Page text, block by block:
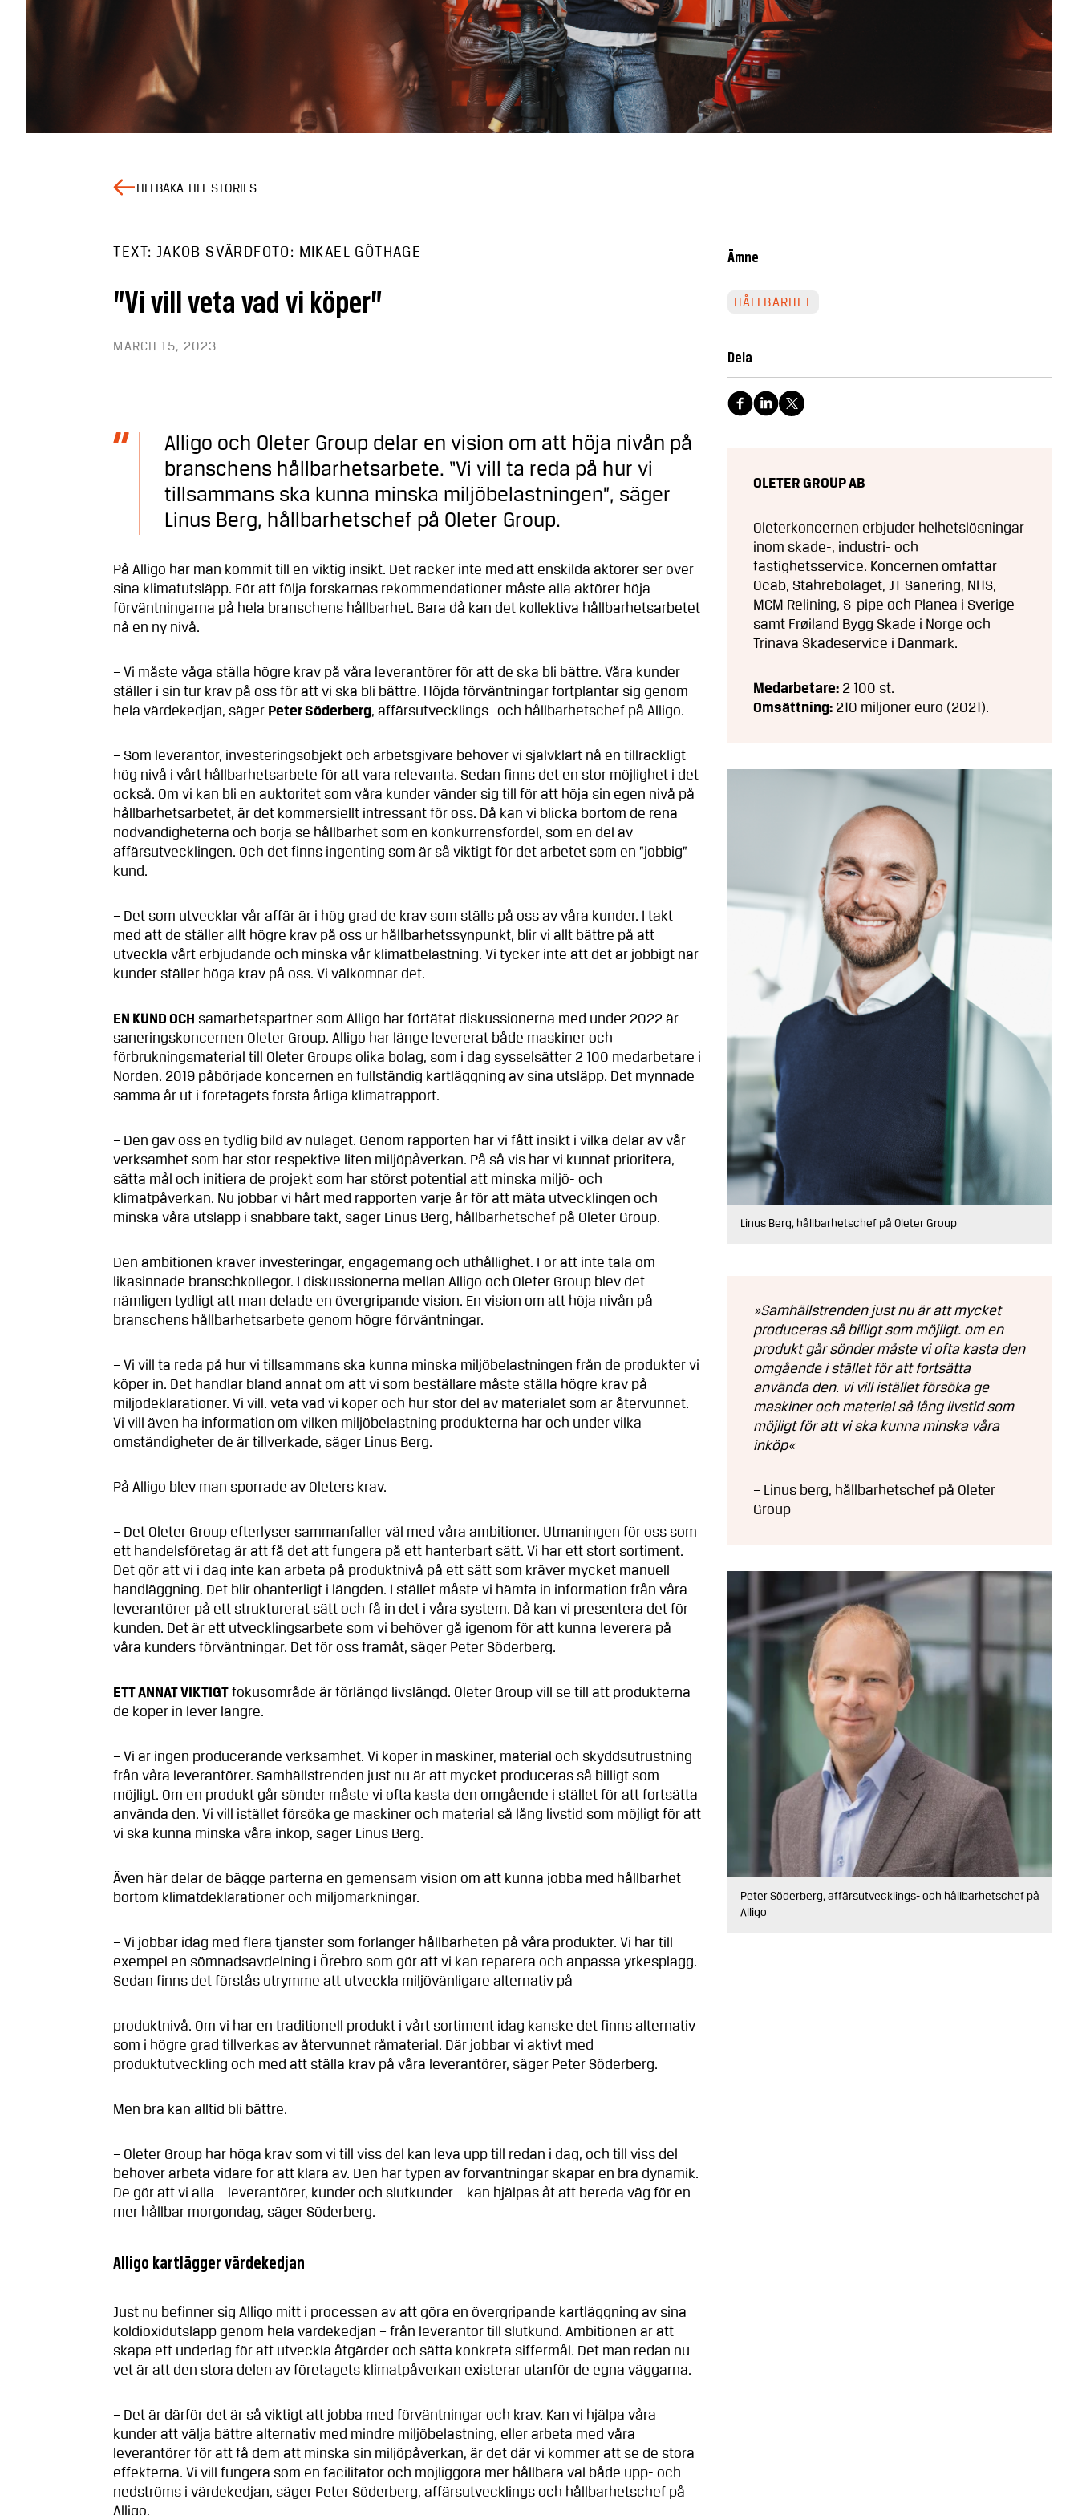
TILLBAKA TILL STORIES
TEXT: JAKOB SVÄRD FOTO: MIKAEL GÖTHAGE
”Vi vill veta vad vi köper”
MARCH 15, 2023
Alligo och Oleter Group delar en vision om att höja nivån på
branschens hållbarhetsarbete. “Vi vill ta reda på hur vi
tillsammans ska kunna minska miljöbelastningen”, säger
Linus Berg, hållbarhetschef på Oleter Group.
På Alligo har man kommit till en viktig insikt. Det räcker inte med att enskilda aktörer ser över
sina klimatutsläpp. För att följa forskarnas rekommendationer måste alla aktörer höja
förväntningarna på hela branschens hållbarhet. Bara då kan det kollektiva hållbarhetsarbetet
nå en ny nivå.
– Vi måste våga ställa högre krav på våra leverantörer för att de ska bli bättre. Våra kunder
ställer i sin tur krav på oss för att vi ska bli bättre. Höjda förväntningar fortplantar sig genom
hela värdekedjan, säger Peter Söderberg, affärsutvecklings- och hållbarhetschef på Alligo.
– Som leverantör, investeringsobjekt och arbetsgivare behöver vi självklart nå en tillräckligt
hög nivå i vårt hållbarhetsarbete för att vara relevanta. Sedan finns det en stor möjlighet i det
också. Om vi kan bli en auktoritet som våra kunder vänder sig till för att höja sin egen nivå på
hållbarhetsarbetet, är det kommersiellt intressant för oss. Då kan vi blicka bortom de rena
nödvändigheterna och börja se hållbarhet som en konkurrensfördel, som en del av
affärsutvecklingen. Och det finns ingenting som är så viktigt för det arbetet som en ”jobbig”
kund.
– Det som utvecklar vår affär är i hög grad de krav som ställs på oss av våra kunder. I takt
med att de ställer allt högre krav på oss ur hållbarhetssynpunkt, blir vi allt bättre på att
utveckla vårt erbjudande och minska vår klimatbelastning. Vi tycker inte att det är jobbigt när
kunder ställer höga krav på oss. Vi välkomnar det.
EN KUND OCH samarbetspartner som Alligo har förtätat diskussionerna med under 2022 är
saneringskoncernen Oleter Group. Alligo har länge levererat både maskiner och
förbrukningsmaterial till Oleter Groups olika bolag, som i dag sysselsätter 2 100 medarbetare i
Norden. 2019 påbörjade koncernen en fullständig kartläggning av sina utsläpp. Det mynnade
samma år ut i företagets första årliga klimatrapport.
– Den gav oss en tydlig bild av nuläget. Genom rapporten har vi fått insikt i vilka delar av vår
verksamhet som har stor respektive liten miljöpåverkan. På så vis har vi kunnat prioritera,
sätta mål och initiera de projekt som har störst potential att minska miljö- och
klimatpåverkan. Nu jobbar vi hårt med rapporten varje år för att mäta utvecklingen och
minska våra utsläpp i snabbare takt, säger Linus Berg, hållbarhetschef på Oleter Group.
Den ambitionen kräver investeringar, engagemang och uthållighet. För att inte tala om
likasinnade branschkollegor. I diskussionerna mellan Alligo och Oleter Group blev det
nämligen tydligt att man delade en övergripande vision. En vision om att höja nivån på
branschens hållbarhetsarbete genom högre förväntningar.
– Vi vill ta reda på hur vi tillsammans ska kunna minska miljöbelastningen från de produkter vi
köper in. Det handlar bland annat om att vi som beställare måste ställa högre krav på
miljödeklarationer. Vi vill. veta vad vi köper och hur stor del av materialet som är återvunnet.
Vi vill även ha information om vilken miljöbelastning produkterna har och under vilka
omständigheter de är tillverkade, säger Linus Berg.
På Alligo blev man sporrade av Oleters krav.
– Det Oleter Group efterlyser sammanfaller väl med våra ambitioner. Utmaningen för oss som
ett handelsföretag är att få det att fungera på ett hanterbart sätt. Vi har ett stort sortiment.
Det gör att vi i dag inte kan arbeta på produktnivå på ett sätt som kräver mycket manuell
handläggning. Det blir ohanterligt i längden. I stället måste vi hämta in information från våra
leverantörer på ett strukturerat sätt och få in det i våra system. Då kan vi presentera det för
kunden. Det är ett utvecklingsarbete som vi behöver gå igenom för att kunna leverera på
våra kunders förväntningar. Det för oss framåt, säger Peter Söderberg.
ETT ANNAT VIKTIGT fokusområde är förlängd livslängd. Oleter Group vill se till att produkterna
de köper in lever längre.
– Vi är ingen producerande verksamhet. Vi köper in maskiner, material och skyddsutrustning
från våra leverantörer. Samhällstrenden just nu är att mycket produceras så billigt som
möjligt. Om en produkt går sönder måste vi ofta kasta den omgående i stället för att fortsätta
använda den. Vi vill istället försöka ge maskiner och material så lång livstid som möjligt för att
vi ska kunna minska våra inköp, säger Linus Berg.
Även här delar de bägge parterna en gemensam vision om att kunna jobba med hållbarhet
bortom klimatdeklarationer och miljömärkningar.
– Vi jobbar idag med flera tjänster som förlänger hållbarheten på våra produkter. Vi har till
exempel en sömnadsavdelning i Örebro som gör att vi kan reparera och anpassa yrkesplagg.
Sedan finns det förstås utrymme att utveckla miljövänligare alternativ på
produktnivå. Om vi har en traditionell produkt i vårt sortiment idag kanske det finns alternativ
som i högre grad tillverkas av återvunnet råmaterial. Där jobbar vi aktivt med
produktutveckling och med att ställa krav på våra leverantörer, säger Peter Söderberg.
Men bra kan alltid bli bättre.
– Oleter Group har höga krav som vi till viss del kan leva upp till redan i dag, och till viss del
behöver arbeta vidare för att klara av. Den här typen av förväntningar skapar en bra dynamik.
De gör att vi alla – leverantörer, kunder och slutkunder – kan hjälpas åt att bereda väg för en
mer hållbar morgondag, säger Söderberg.
Alligo kartlägger värdekedjan
Just nu befinner sig Alligo mitt i processen av att göra en övergripande kartläggning av sina
koldioxidutsläpp genom hela värdekedjan – från leverantör till slutkund. Ambitionen är att
skapa ett underlag för att utveckla åtgärder och sätta konkreta siffermål. Det man redan nu
vet är att den stora delen av företagets klimatpåverkan existerar utanför de egna väggarna.
– Det är därför det är så viktigt att jobba med förväntningar och krav. Kan vi hjälpa våra
kunder att välja bättre alternativ med mindre miljöbelastning, eller arbeta med våra
leverantörer för att få dem att minska sin miljöpåverkan, är det där vi kommer att se de stora
effekterna. Vi vill fungera som en facilitator och möjliggöra mer hållbara val både upp- och
nedströms i värdekedjan, säger Peter Söderberg, affärsutvecklings och hållbarhetschef på
Alligo.
Dela
Ämne
HÅLLBARHET
OLETER GROUP AB
Oleterkoncernen erbjuder helhetslösningar
inom skade-, industri- och
fastighetsservice. Koncernen omfattar
Ocab, Stahrebolaget, JT Sanering, NHS,
MCM Relining, S-pipe och Planea i Sverige
samt Frøiland Bygg Skade i Norge och
Trinava Skadeservice i Danmark.
Medarbetare:2 100 st.
Omsättning:210 miljoner euro (2021).
Linus Berg, hållbarhetschef på Oleter Group
»Samhällstrenden just nu är att mycket
produceras så billigt som möjligt. om en
produkt går sönder måste vi ofta kasta den
omgående i stället för att fortsätta
använda den. vi vill istället försöka ge
maskiner och material så lång livstid som
möjligt för att vi ska kunna minska våra
inköp«
– Linus berg, hållbarhetschef på Oleter
Group
Peter Söderberg, affärsutvecklings- och hållbarhetschef på
Alligo